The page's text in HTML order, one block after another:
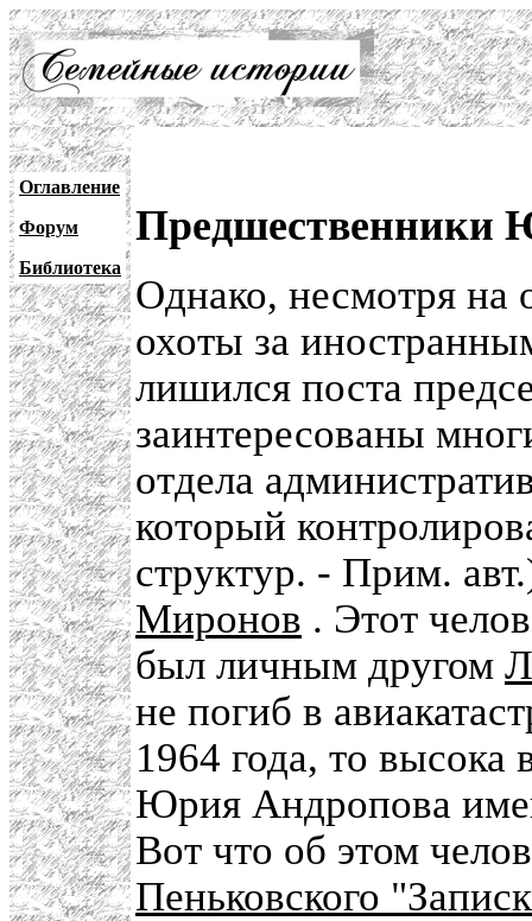
Оглавление
Форум
Библиотека
Предшественники
Однако, несмотря на
охоты за
лишился поста
заинтересованы
отдела
который
структур. - Прим.
Миронов . Этот
был личным другом
не погиб в
1964 года, то высока
Юрия Андропова
Вот что об этом
Пеньковского